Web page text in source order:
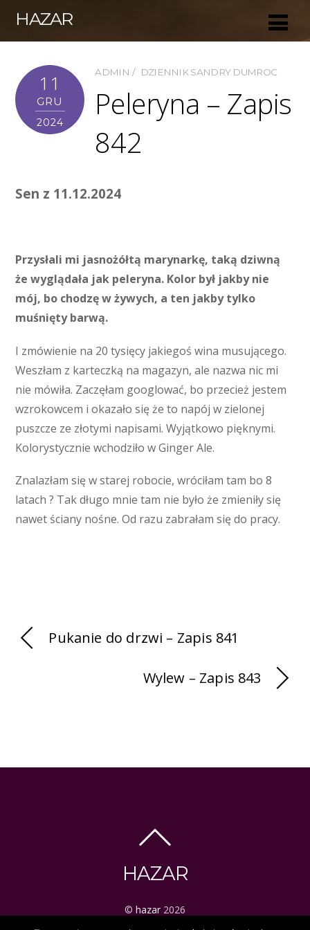
HAZAR
11
GRU
2024
ADMIN DZIENNIK SANDRY DUMROC
Peleryna – Zapis
842
Sen z 11.12.2024
Przysłali mi jasnożółtą marynarkę, taką dziwną
że wyglądała jak peleryna. Kolor był jakby nie
mój, bo chodzę w żywych, a ten jakby tylko
muśnięty barwą.
I zmówienie na 20 tysięcy jakiegoś wina musującego.
Weszłam z karteczką na magazyn, ale nazwa nic mi
nie mówiła. Zaczęłam googlować, bo przecież jestem
wzrokowcem i okazało się że to napój w zielonej
puszcze ze złotymi napisami. Wyjątkowo pięknymi.
Kolorystycznie wchodziło w Ginger Ale.
Znalazłam się w starej robocie, wróciłam tam bo 8
latach ? Tak długo mnie tam nie było że zmieniły się
nawet ściany nośne. Od razu zabrałam się do pracy.
Pukanie do drzwi – Zapis 841
Wylew – Zapis 843
HAZAR
© hazar 2026
ezoteryka | tarot | mistyka